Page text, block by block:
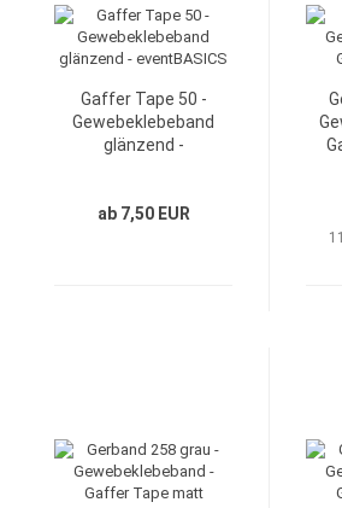
Gaffer Tape 50 -
Gewebeklebeband
glänzend -
ab 7,50 EUR